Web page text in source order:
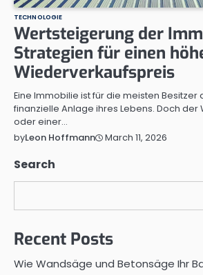
TECHNOLOGIE
Wertsteigerung der
Strategien für einen
Wiederverkaufspreis
Eine Immobilie ist für die meisten
finanzielle Anlage ihres Lebens. Doch der
oder einer…
byLeon Hoffmann March 11, 2026
Search
Recent Posts
Wie Wandsäge und Betonsäge Ihr